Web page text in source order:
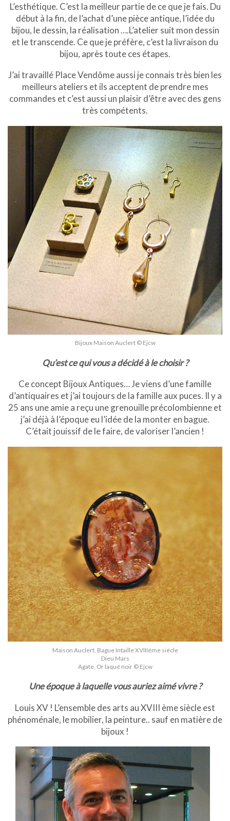
L’esthétique. C’est la meilleur partie de ce que je fais. Du
début à la fin, de l’achat d’une pièce antique, l’idée du
bijou, le dessin, la réalisation ….L’atelier suit mon dessin
et le transcende. Ce que je préfère, c’est la livraison du
bijou, après toute ces étapes.
J’ai travaillé Place Vendôme aussi je connais très bien les
meilleurs ateliers et ils acceptent de prendre mes
commandes et c’est aussi un plaisir d’être avec des gens
très compétents.
Bijoux Maison Auclert © Ejcw
Qu’est ce qui vous a décidé à le choisir ?
Ce concept Bijoux Antiques… Je viens d’une famille
d’antiquaires et j’ai toujours de la famille aux puces. Il y a
25 ans une amie a reçu une grenouille précolombienne et
j’ai déjà à l’époque eu l’idée de la monter en bague.
C’était jouissif de le faire, de valoriser l’ancien !
Maison Auclert, Bague Intaille XVIIIéme siècle
Dieu Mars
Agate, Or laqué noir © Ejcw
Une époque à laquelle vous auriez aimé vivre ?
Louis XV ! L’ensemble des arts au XVIII ème siècle est
phénoménale, le mobilier, la peinture.. sauf en matière de
bijoux !